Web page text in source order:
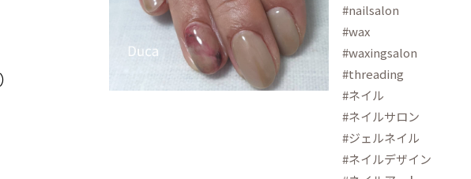
#nailsalon
#wax
#waxingsalon
#threading
#ネイル
#ネイルサロン
#ジェルネイル
#ネイルデザイン